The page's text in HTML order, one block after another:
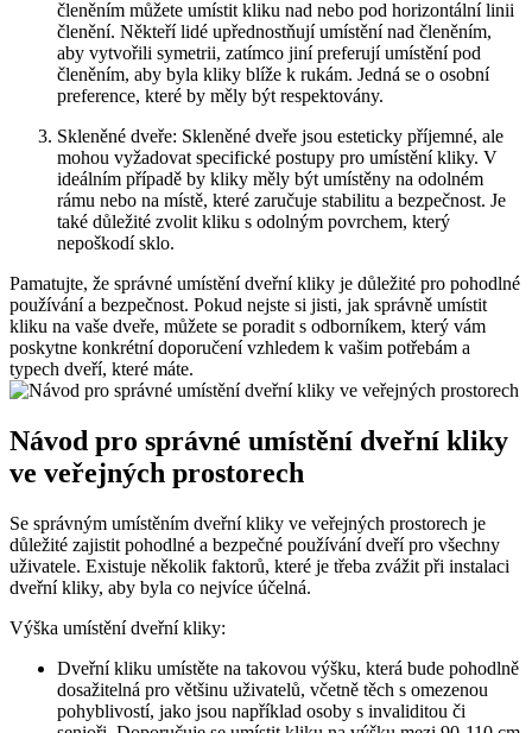
členěním můžete umístit kliku⁢ nad nebo⁢ pod ​horizontální linii
členění. Někteří lidé upřednostňují umístění ⁢nad ‍členěním,
aby vytvořili symetrii, zatímco jiní preferují umístění pod
členěním, aby ‌byla kliky blíže k rukám. ⁣Jedná se o osobní
preference, které by měly být respektovány.
Skleněné dveře: Skleněné dveře jsou esteticky příjemné, ale
mohou vyžadovat specifické postupy pro umístění kliky.⁢ V
ideálním případě by kliky měly být umístěny na odolném ​
rámu ‌nebo na místě, které zaručuje stabilitu a⁤ bezpečnost. Je
také důležité zvolit‌ kliku s odolným⁣ povrchem, který
nepoškodí sklo.
Pamatujte, že správné umístění⁤ dveřní kliky je důležité pro pohodlné
používání a bezpečnost. Pokud nejste si jisti, ⁤jak ⁣správně umístit
kliku na vaše dveře, můžete se poradit s odborníkem, který vám
poskytne konkrétní doporučení vzhledem k vašim potřebám a
typech dveří, které máte.
Návod​ pro správné umístění dveřní kliky
ve veřejných prostorech
Se správným umístěním dveřní kliky ve ‍veřejných prostorech je​
důležité ⁤zajistit pohodlné a bezpečné ⁢používání dveří pro⁢ všechny
uživatele. Existuje několik faktorů, které‌ je třeba zvážit⁢ při instalaci
dveřní‌ kliky, aby byla ⁣co nejvíce účelná.
Výška umístění dveřní kliky:
Dveřní kliku umístěte na​ takovou výšku, která bude‍ pohodlně
dosažitelná pro většinu uživatelů, včetně těch s omezenou
pohyblivostí, ‍jako jsou například osoby s invaliditou či⁢